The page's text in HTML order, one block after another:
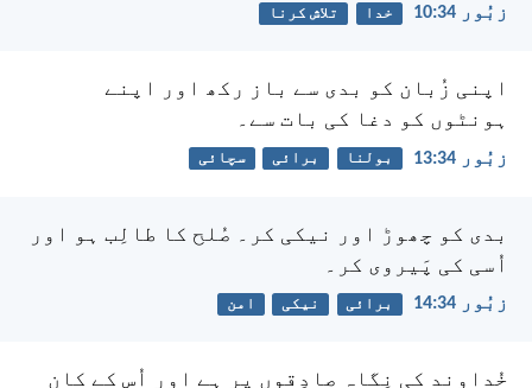
زبُور 34:‏10 خدا تلاش کرنا
اپنی زُبان کو بدی سے باز رکھ اور اپنے
ہونٹوں کو دغا کی بات سے۔
زبُور 34:‏13 بولنا برائی سچائی
بدی کو چھوڑ اور نیکی کر۔ صُلح کا طالِب ہو اور
اُسی کی پَیروی کر۔
زبُور 34:‏14 برائی نیکی امن
خُداوند کی نِگاہ صادِقوں پر ہے اور اُس کے کان